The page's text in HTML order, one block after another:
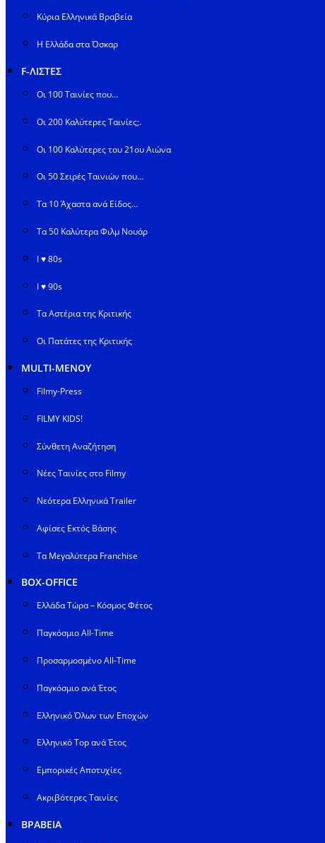
Κύρια Ελληνικά Βραβεία
Η Ελλάδα στα Όσκαρ
F-ΛΙΣΤΕΣ
Οι 100 Ταινίες που…
Οι 200 Καλύτερες Ταινίες;.
Οι 100 Καλύτερες του 21ου Αιώνα
Οι 50 Σειρές Ταινιών που…
Τα 10 Άχαστα ανά Είδος…
Τα 50 Καλύτερα Φιλμ Νουάρ
I ♥ 80s
I ♥ 90s
Τα Αστέρια της Κριτικής
Οι Πατάτες της Κριτικής
MULTI-ΜΕΝΟΥ
Filmy-Press
FILMY KIDS!
Σύνθετη Αναζήτηση
Νέες Ταινίες στο Filmy
Νεότερα Ελληνικά Trailer
Αφίσες Εκτός Βάσης
Τα Μεγαλύτερα Franchise
BOX-OFFICE
Ελλάδα Τώρα – Κόσμος Φέτος
Παγκόσμιο All-Time
Προσαρμοσμένο All-Time
Παγκόσμιο ανά Έτος
Ελληνικό Όλων των Εποχών
Ελληνικό Top ανά Έτος
Εμπορικές Αποτυχίες
Ακριβότερες Ταινίες
ΒΡΑΒΕΙΑ